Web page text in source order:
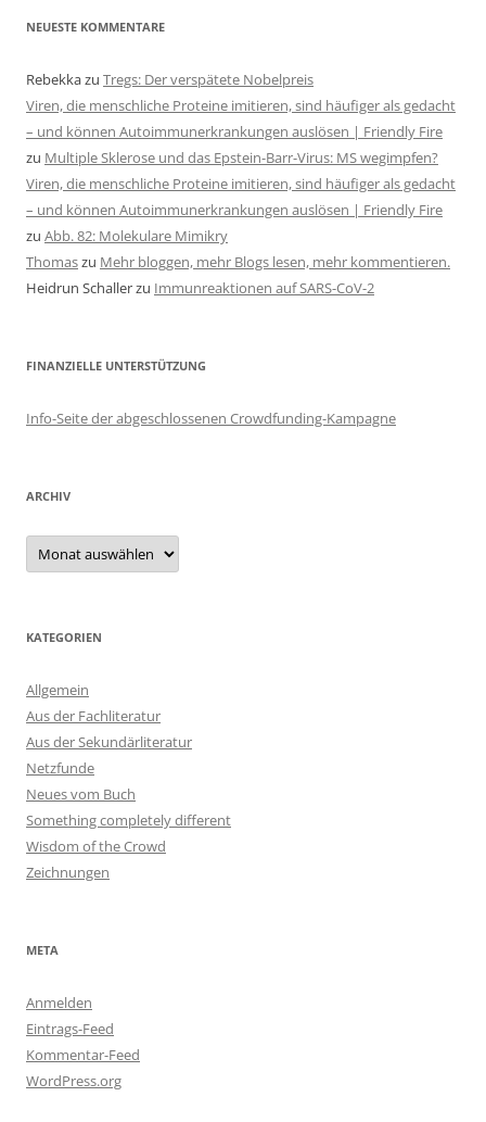
NEUESTE KOMMENTARE
Rebekkazu Tregs: Der verspätete Nobelpreis
Viren, die menschliche Proteine imitieren, sind häufiger als gedacht
– und können Autoimmunerkrankungen auslösen | Friendly Fire
zu Multiple Sklerose und das Epstein-Barr-Virus: MS wegimpfen?
Viren, die menschliche Proteine imitieren, sind häufiger als gedacht
– und können Autoimmunerkrankungen auslösen | Friendly Fire
zu Abb. 82: Molekulare Mimikry
Thomaszu Mehr bloggen, mehr Blogs lesen, mehr kommentieren.
Heidrun Schallerzu Immunreaktionen auf SARS-CoV-2
FINANZIELLE UNTERSTÜTZUNG
Info-Seite der abgeschlossenen Crowdfunding-Kampagne
ARCHIV
Archiv
KATEGORIEN
Allgemein
Aus der Fachliteratur
Aus der Sekundärliteratur
Netzfunde
Neues vom Buch
Something completely different
Wisdom of the Crowd
Zeichnungen
META
Anmelden
Eintrags-Feed
Kommentar-Feed
WordPress.org